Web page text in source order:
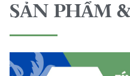
SẢN PHẨM